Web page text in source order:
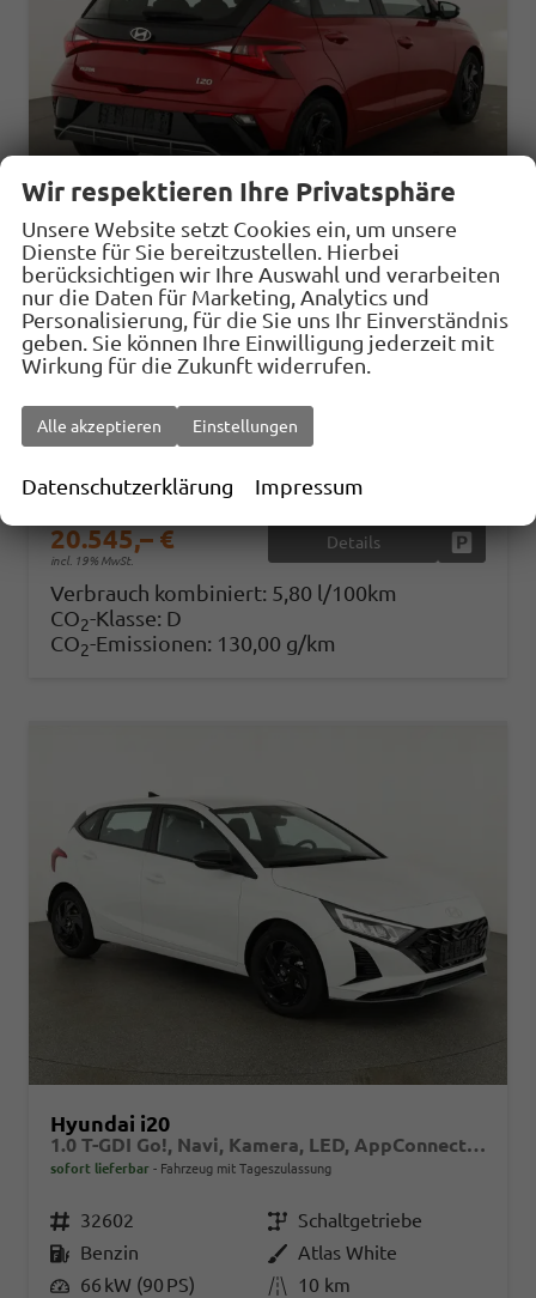
Hyundai i20
1.0 T-GDI Go!, Navi, Kamera, LED, AppConnect, Winter, 16-Zoll, sofort
sofort lieferbar Vorführwagen
KraftstoffBenzin Außenfarbe
01.05.2026
20.545,– €
incl. 19% MwSt.
Details
Verbrauch kombiniert: 5,80 l/100km
CO2-Klasse: D
CO2-Emissionen: 130,00 g/km
Hyundai i20
1.0 T-GDI Go!, Navi, Kamera, LED, AppConnect, Winter, 16-Zoll, sofort
sofort lieferbar Fahrzeug mit Tageszulassung
Fahrzeugnr. 32602 GetriebeSchaltgetriebe
Kraftstoff Benzin AußenfarbeAtlas White
Leistung 66 kW (90 PS) Kilometerstand 10 km
Wir respektieren Ihre Privatsphäre
Unsere Website setzt Cookies ein, um unsere
Dienste für Sie bereitzustellen. Hierbei
berücksichtigen wir Ihre Auswahl und verarbeiten
nur die Daten für Marketing, Analytics und
Personalisierung, für die Sie uns Ihr Einverständnis
geben. Sie können Ihre Einwilligung jederzeit mit
Wirkung für die Zukunft widerrufen.
Alle akzeptieren Einstellungen
Datenschutzerklärung Impressum